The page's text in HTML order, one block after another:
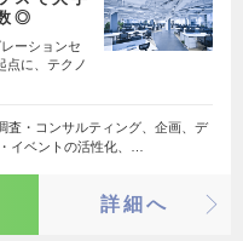
◎
ーションセ
点に、テクノ
査・コンサルティング、企画、デ
イベントの活性化、…
詳細へ